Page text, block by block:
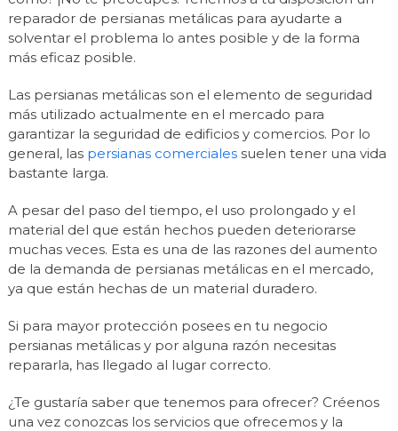
reparador de persianas metálicas para ayudarte a
solventar el problema lo antes posible y de la forma
más eficaz posible.
Las persianas metálicas son el elemento de seguridad
más utilizado actualmente en el mercado para
garantizar la seguridad de edificios y comercios. Por lo
general, las persianas comercialessuelen tener una vida
bastante larga.
A pesar del paso del tiempo, el uso prolongado y el
material del que están hechos pueden deteriorarse
muchas veces. Esta es una de las razones del aumento
de la demanda de persianas metálicas en el mercado,
ya que están hechas de un material duradero.
Si para mayor protección posees en tu negocio
persianas metálicas y por alguna razón necesitas
repararla, has llegado al lugar correcto.
¿Te gustaría saber que tenemos para ofrecer? Créenos
una vez conozcas los servicios que ofrecemos y la